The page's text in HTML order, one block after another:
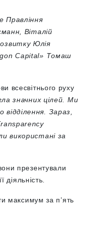
Правління
Віталій
Юлія
Capital» Томаш
всесвітнього руху
значних цілей. Ми
Зараз,
використані за
презентували
діяльність.
максимум за п’ять